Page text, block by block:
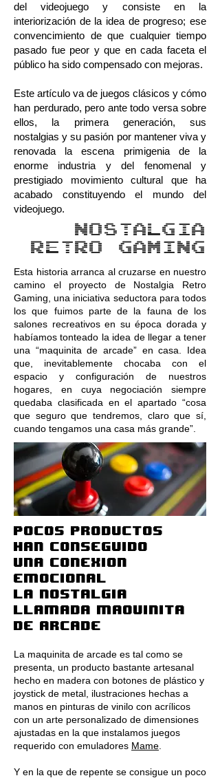
del videojuego y consiste en la
interiorización de la idea de progreso; ese
convencimiento de que cualquier tiempo
pasado fue peor y que en cada faceta el
público ha sido compensado con mejoras.
Este artículo va de juegos clásicos y cómo
han perdurado, pero ante todo versa sobre
ellos, la primera generación, sus
nostalgias y su pasión por mantener viva y
renovada la escena primigenia de la
enorme industria y del fenomenal y
prestigiado movimiento cultural que ha
acabado constituyendo el mundo del
videojuego.
nostalgia
retro gaming
Esta historia arranca al cruzarse en nuestro
camino el proyecto de Nostalgia Retro
Gaming, una iniciativa seductora para todos
los que fuimos parte de la fauna de los
salones recreativos en su época dorada y
habíamos tonteado la idea de llegar a tener
una “maquinita de arcade” en casa. Idea
que, inevitablemente chocaba con el
espacio y configuración de nuestros
hogares, en cuya negociación siempre
quedaba clasificada en el apartado “cosa
que seguro que tendremos, claro que sí,
cuando tengamos una casa más grande”.
Pocos productos
han conseguido
una conexion
emocional
la nostalgia
llamada maquinita
de arcade
La maquinita de arcade es tal como se
presenta, un producto bastante artesanal
hecho en madera con botones de plástico y
joystick de metal, ilustraciones hechas a
manos en pinturas de vinilo con acrílicos
con un arte personalizado de dimensiones
ajustadas en la que instalamos juegos
requerido con emuladores Mame
Y en la que de repente se consigue un poco